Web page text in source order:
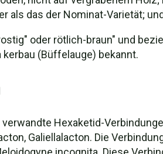
als das der Nominat-Varietät;
oder rötlich-braun" und
(Büffelauge) bekannt.
Hexaketid-
Galiellalacton. Die